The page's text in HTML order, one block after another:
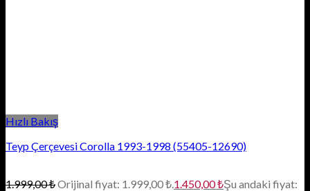
Hızlı Bakış
Teyp Çerçevesi Corolla 1993-1998 (55405-12690)
1.999,00₺Orijinal fiyat: 1.999,00 ₺. 1.450,00₺Şu andaki fiyat: